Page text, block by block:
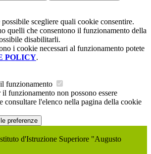
possibile scegliere quali cookie consentire.
quelli che consentono il funzionamento della
disabilitarli.
i cookie necessari al funzionamento potete
POLICY.
funzionamento
funzionamento non possono essere
consultare l'elenco nella pagina della cookie
preferenze
d'Istruzione Superiore "Augusto